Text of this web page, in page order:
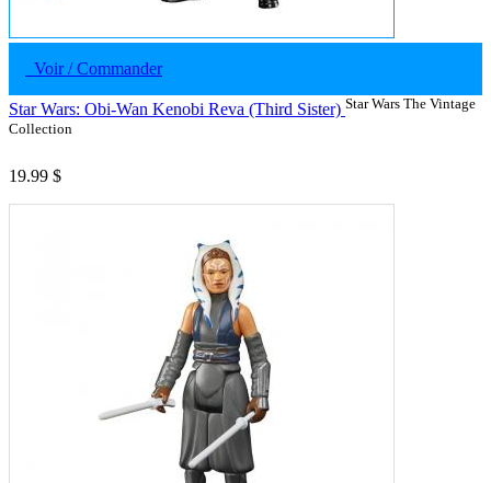
Voir / Commander
Star Wars: Obi-Wan Kenobi Reva (Third Sister) Star Wars The Vintage
Collection
19.99 $